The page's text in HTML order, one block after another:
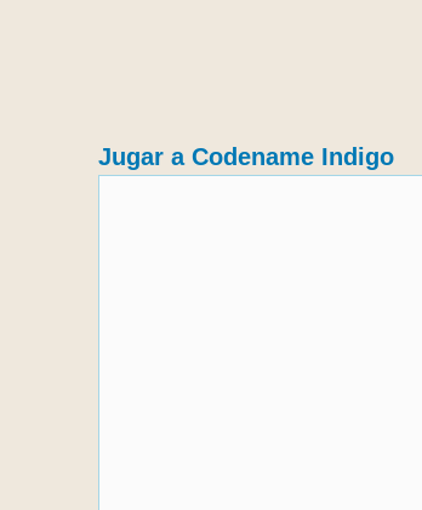
Jugar a Codename Indigo